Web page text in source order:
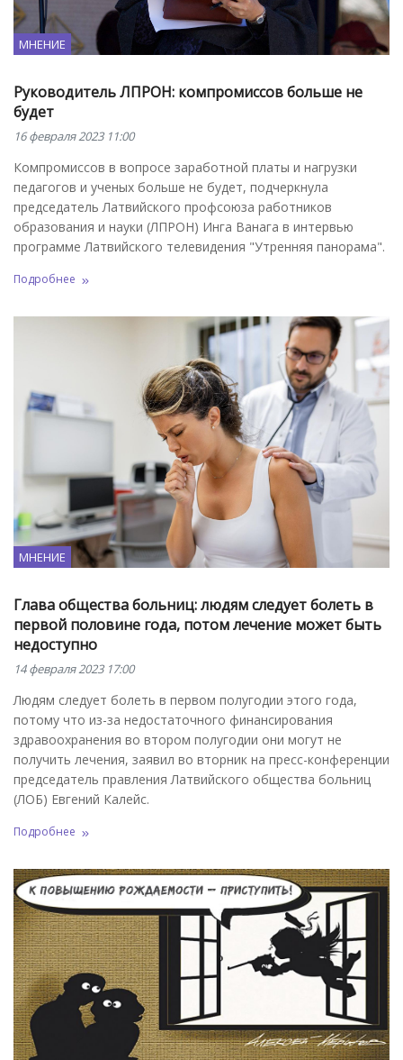
МНЕНИЕ
Руководитель ЛПРОН: компромиссов больше не
будет
16 февраля 2023 11:00
Компромиссов в вопросе заработной платы и нагрузки
педагогов и ученых больше не будет, подчеркнула
председатель Латвийского профсоюза работников
образования и науки (ЛПРОН) Инга Ванага в интервью
программе Латвийского телевидения "Утренняя панорама".
Подробнее
МНЕНИЕ
Глава общества больниц: людям следует болеть в
первой половине года, потом лечение может быть
недоступно
14 февраля 2023 17:00
Людям следует болеть в первом полугодии этого года,
потому что из-за недостаточного финансирования
здравоохранения во втором полугодии они могут не
получить лечения, заявил во вторник на пресс-конференции
председатель правления Латвийского общества больниц
(ЛОБ) Евгений Калейс.
Подробнее